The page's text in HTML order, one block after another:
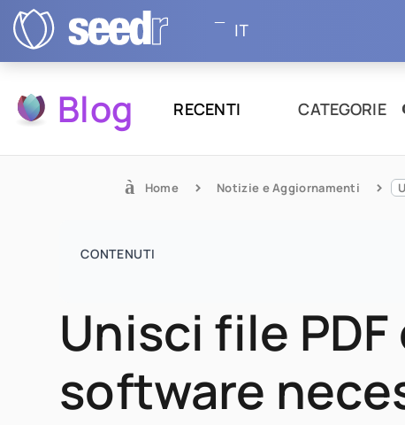
IT
Blog RECENTI CATEGORIE
Home Notizie e Aggiornamenti
CONTENUTI
Unisci file
software